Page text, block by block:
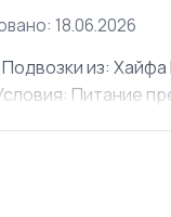
18.06.2026
из: Хайфа
Питание